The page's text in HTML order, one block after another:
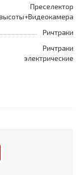
Преселектор
Ричтраки
Ричтраки
электрические